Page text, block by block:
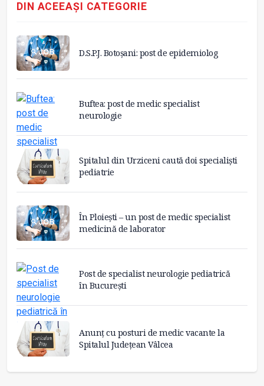
DIN ACEEAȘI CATEGORIE
D.S.P.J. Botoșani: post de epidemiolog
Buftea: post de medic specialist
neurologie
Spitalul din Urziceni caută doi specialiști
pediatrie
În Ploiești – un post de medic specialist
medicină de laborator
Post de specialist neurologie pediatrică
în București
Anunț cu posturi de medic vacante la
Spitalul Județean Vâlcea